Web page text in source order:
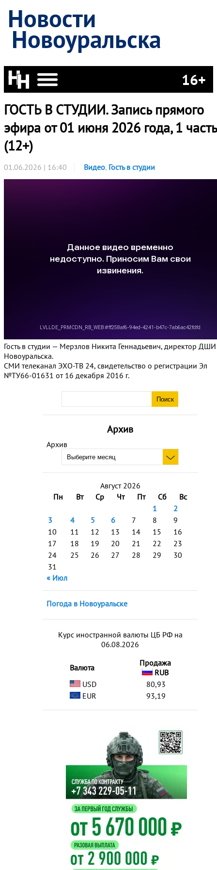
Новости
Новоуральска
16+
Архив
Архив
Август 2026
Пн
Вт Ср Чт Пт Сб
Вс
1
2
3
4 5 6 7 8
9
10
11 12 13 14 15
16
17
18 19 20 21 22
23
24
25 26 27 28 29
30
31
« Июл
Погода в Новоуральске
Курс иностранной валюты ЦБ РФ на
06.08.2026
Валюта
Продажа
RUB
USD
80,93
EUR
93,19
ГОСТЬ В СТУДИИ. Запись прямого
эфира от 01 июня 2026 года, 1 часть
(12+)
01.06.2026 | 16:40 Видео, Гость в студии
Гость в студии — Мерзлов Никита Геннадьевич, директор ДШИ
Новоуральска.
СМИ телеканал ЭХО-ТВ 24, свидетельство о регистрации Эл
№ТУ66-01631 от 16 декабря 2016 г.